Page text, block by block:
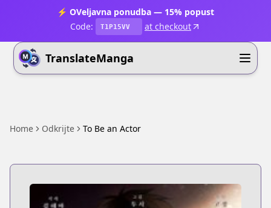
⚡ OVeljavna ponudba — 15% popust
Code:
T1P15VV at checkout
TranslateManga
Home Odkrijte To Be an Actor